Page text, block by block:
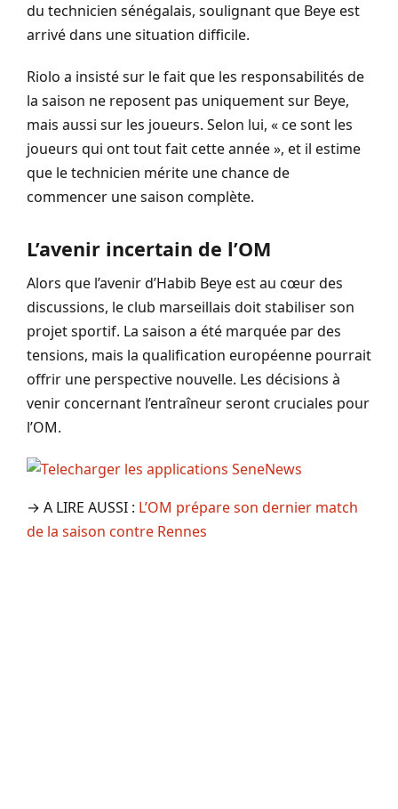
du technicien sénégalais, soulignant que Beye est
arrivé dans une situation difficile.
Riolo a insisté sur le fait que les responsabilités de
la saison ne reposent pas uniquement sur Beye,
mais aussi sur les joueurs. Selon lui, « ce sont les
joueurs qui ont tout fait cette année », et il estime
que le technicien mérite une chance de
commencer une saison complète.
L’avenir incertain de l’OM
Alors que l’avenir d’Habib Beye est au cœur des
discussions, le club marseillais doit stabiliser son
projet sportif. La saison a été marquée par des
tensions, mais la qualification européenne pourrait
offrir une perspective nouvelle. Les décisions à
venir concernant l’entraîneur seront cruciales pour
l’OM.
→ A LIRE AUSSI : L’OM prépare son dernier match
de la saison contre Rennes